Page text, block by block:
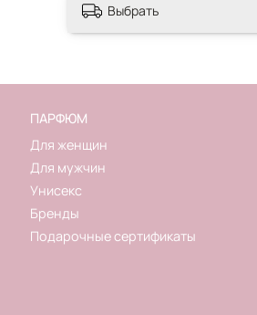
Выбрать
ПАРФЮМ
Для женщин
Для мужчин
Унисекс
Бренды
Подарочные сертификаты